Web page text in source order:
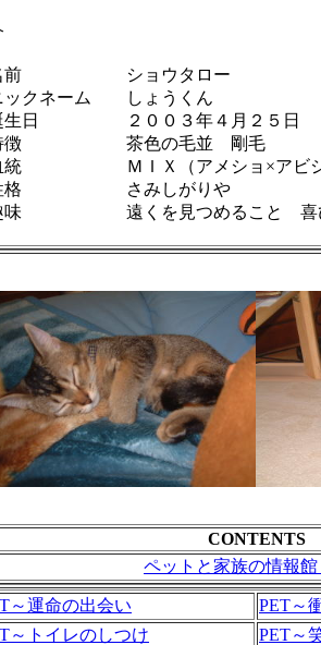
ョウタロー
ム しょうくん
０３年４月２５日
の毛並 剛毛
（アメショ×アビシニ
しがりや
つめること 喜びのあま
CONTENTS
ペットと家族の情報
～運命の出会い
PET～
～トイレのしつけ
PET～